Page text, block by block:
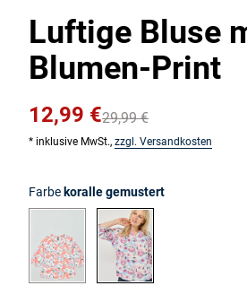
Luftige Bluse
Blumen-Print
29,99 €
12,99 €
* inklusive MwSt., zzgl. Versandkosten
Farbe koralle gemustert
koralle gemustertrosa gemustert